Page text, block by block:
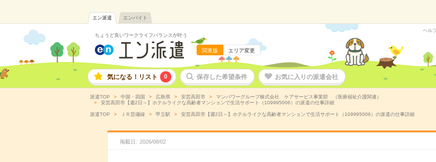
エン派遣 エンバイト
ちょうど良いワークライフバランスが叶う
関東版 エリア変更
ヘル
気になる！リスト 0 保存した希望条件 お気に入りの派遣会社
派遣TOP 中国・四国 広島県 安芸高田市
マンパワーグループ株式会社 ケアサービス事業部 （医療福祉介護関連）
安芸高田市【週2日～】ホテルライクな高齢者マンションで生活サポート（109995006）の派遣の仕事詳細
派遣TOP ＪＲ芸備線 甲立駅 安芸高田市【週2日～】ホテルライクな高齢者マンションで生活サポート（109995006）の派遣の仕事詳細
掲載日 2026/08/02